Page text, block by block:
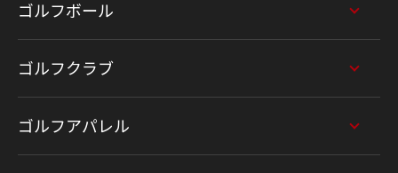
ゴルフボール
ゴルフクラブ
ゴルフアパレル